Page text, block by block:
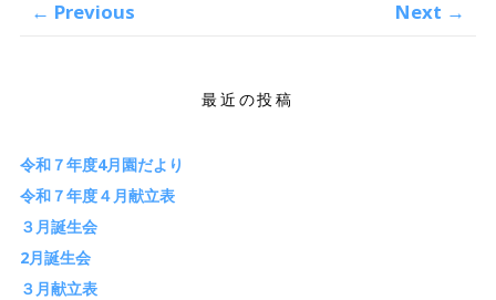
← Previous Next →
最近の投稿
令和７年度4月園だより
令和７年度４月献立表
３月誕生会
2月誕生会
３月献立表